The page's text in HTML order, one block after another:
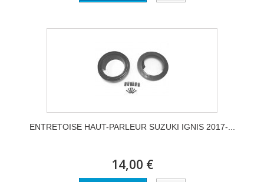
ENTRETOISE HAUT-PARLEUR SUZUKI IGNIS 2017-...
14,00 €